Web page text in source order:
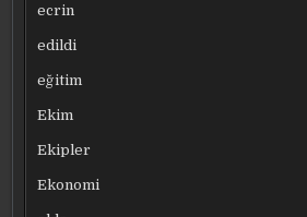
ecrin
edildi
eğitim
Ekim
Ekipler
Ekonomi